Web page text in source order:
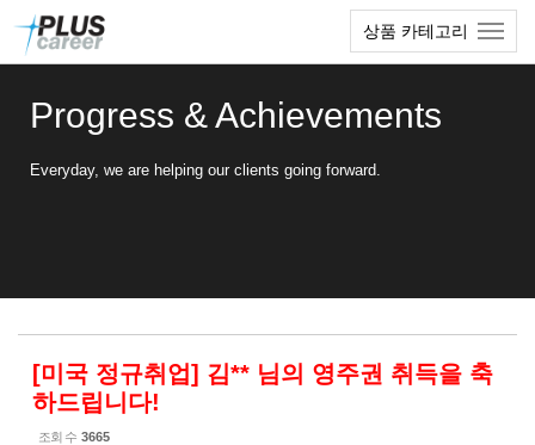
상품 카테고리
Progress & Achievements
Everyday, we are helping our clients going forward.
[미국 정규취업] 김** 님의 영주권 취득을 축
하드립니다!
조회 수 3665